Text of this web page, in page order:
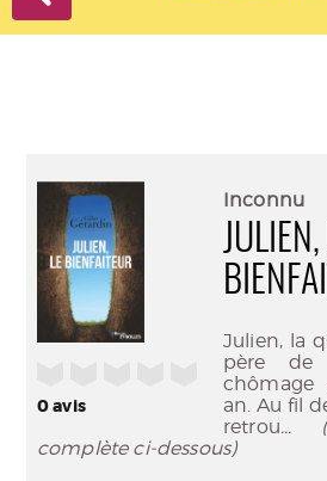
0avis
Inconnu
JULIEN,
Julien, la
père de
chômage
an. Au fil
retrou...
complète ci-dessous)